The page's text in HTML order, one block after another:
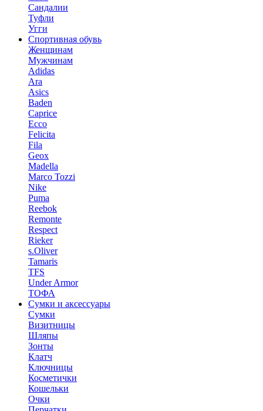
Сандалии
Туфли
Угги
Спортивная обувь
Женщинам
Мужчинам
Adidas
Ara
Asics
Baden
Caprice
Ecco
Felicita
Fila
Geox
Madella
Marco Tozzi
Nike
Puma
Reebok
Remonte
Respect
Rieker
s.Oliver
Tamaris
TFS
Under Armor
ТОФА
Сумки и аксессуары
Сумки
Визитницы
Шляпы
Зонты
Клатч
Ключницы
Косметички
Кошельки
Очки